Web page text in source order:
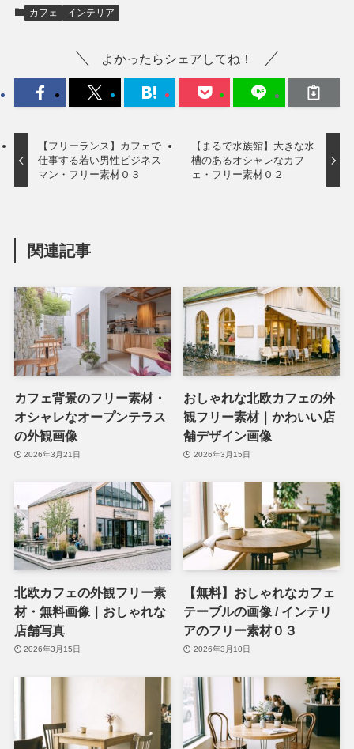
カフェ インテリア
よかったらシェアしてね！
【フリーランス】カフェで
仕事する若い男性ビジネス
マン・フリー素材０３
【まるで水族館】大きな水
槽のあるオシャレなカフ
ェ・フリー素材０２
関連記事
カフェ背景のフリー素材・
オシャレなオープンテラス
の外観画像
2026年3月21日
おしゃれな北欧カフェの外
観フリー素材｜かわいい店
舗デザイン画像
2026年3月15日
北欧カフェの外観フリー素
材・無料画像｜おしゃれな
店舗写真
2026年3月15日
【無料】おしゃれなカフェ
テーブルの画像 / インテリ
アのフリー素材０３
2026年3月10日